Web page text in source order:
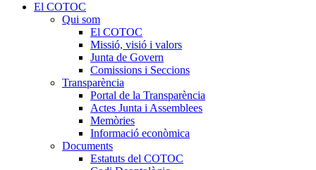
El COTOC
Qui som
El COTOC
Missió, visió i valors
Junta de Govern
Comissions i Seccions
Transparència
Portal de la Transparència
Actes Junta i Assemblees
Memòries
Informació econòmica
Documents
Estatuts del COTOC